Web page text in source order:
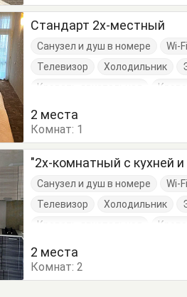
Стандарт 2х-местный
Санузел и душ в номере Wi-
Телевизор
Холодильник
Кровать двуспальная
2 места
Комнат: 1
"2х-комнатный с кухней
Санузел и душ в номере Wi-
Телевизор
Холодильник
Кровать двуспальная
2 места
Комнат:2